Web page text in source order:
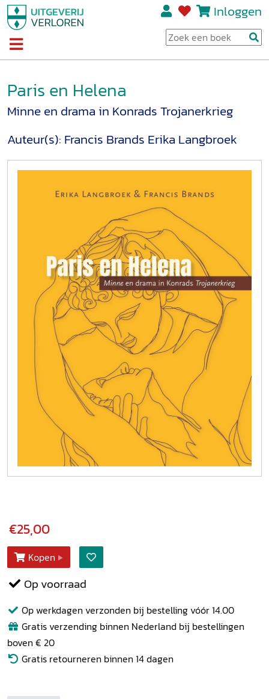
Inloggen
Paris en Helena
Minne en drama in Konrads Trojanerkrieg
Auteur(s): Francis Brands Erika Langbroek
€25,00
Kopen
Op voorraad
Op werkdagen verzonden bij bestelling vóór 14.00
Gratis verzending binnen Nederland bij bestellingen
boven € 20
Gratis retourneren binnen 14 dagen